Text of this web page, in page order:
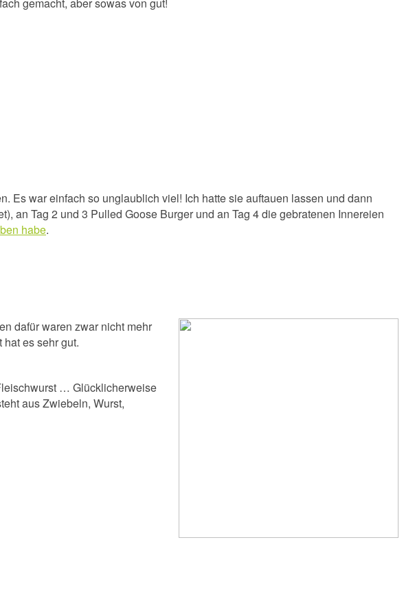
Es war einfach so unglaublich viel! Ich hatte sie auftauen lassen und dann
an Tag 2 und 3 Pulled Goose Burger und an Tag 4 die gebratenen Innereien
habe.
dafür waren zwar nicht mehr
es sehr gut.
… Glücklicherweise
aus Zwiebeln, Wurst,